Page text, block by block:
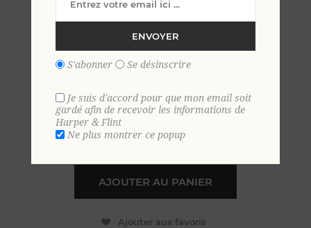
CREME
45,00 €
+
AJOUTER AU PANIER
Ajouter aux favoris
ENVOYER
S'abonner Se désinscrire
Je suis d'accord pour que mon email soit
gardé afin de recevoir les informations de
Harper & Flint
Ne plus montrer ce popup